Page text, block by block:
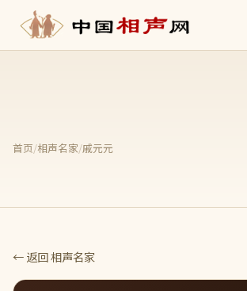
首页/相声名家/戚元元
← 返回 相声名家